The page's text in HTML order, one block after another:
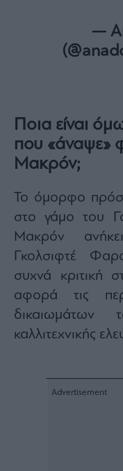
—
Ποια είναι
που «άναψε»
Μακρόν;
Το όμορφο
στο γάμο του
Μακρόν
Γκολσιφτέ
συχνά κριτική
αφορά τις
δικαιωμάτων
καλλιτεχνικής